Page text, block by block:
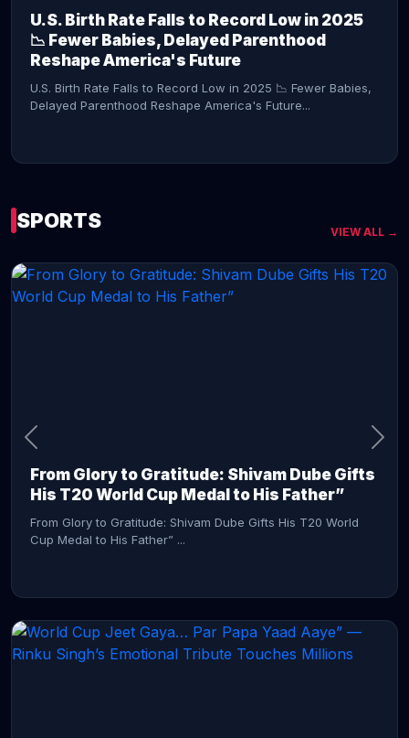
U.S. Birth Rate Falls to Record Low in 2025
📉 Fewer Babies, Delayed Parenthood
Reshape America's Future
U.S. Birth Rate Falls to Record Low in 2025 📉 Fewer Babies,
Delayed Parenthood Reshape America's Future...
SPORTS VIEW ALL →
From Glory to Gratitude: Shivam Dube Gifts
His T20 World Cup Medal to His Father”
From Glory to Gratitude: Shivam Dube Gifts His T20 World
Cup Medal to His Father” ...